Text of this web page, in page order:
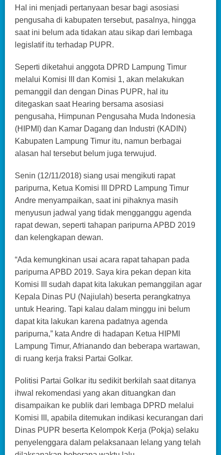
Hal ini menjadi pertanyaan besar bagi asosiasi
pengusaha di kabupaten tersebut, pasalnya, hingga
saat ini belum ada tidakan atau sikap dari lembaga
legislatif itu terhadap PUPR.
Seperti diketahui anggota DPRD Lampung Timur
melalui Komisi III dan Komisi 1, akan melakukan
pemanggil dan dengan Dinas PUPR, hal itu
ditegaskan saat Hearing bersama asosiasi
pengusaha, Himpunan Pengusaha Muda Indonesia
(HIPMI) dan Kamar Dagang dan Industri (KADIN)
Kabupaten Lampung Timur itu, namun berbagai
alasan hal tersebut belum juga terwujud.
Senin (12/11/2018) siang usai mengikuti rapat
paripurna, Ketua Komisi III DPRD Lampung Timur
Andre menyampaikan, saat ini pihaknya masih
menyusun jadwal yang tidak mengganggu agenda
rapat dewan, seperti tahapan paripurna APBD 2019
dan kelengkapan dewan.
“Ada kemungkinan usai acara rapat tahapan pada
paripurna APBD 2019. Saya kira pekan depan kita
Komisi III sudah dapat kita lakukan pemanggilan agar
Kepala Dinas PU (Najiulah) beserta perangkatnya
untuk Hearing. Tapi kalau dalam minggu ini belum
dapat kita lakukan karena padatnya agenda
paripurna,” kata Andre di hadapan Ketua HIPMI
Lampung Timur, Afrianando dan beberapa wartawan,
di ruang kerja fraksi Partai Golkar.
Politisi Partai Golkar itu sedikit berkilah saat ditanya
ihwal rekomendasi yang akan dituangkan dan
disampaikan ke publik dari lembaga DPRD melalui
Komisi III, apabila ditemukan indikasi kecurangan dari
Dinas PUPR beserta Kelompok Kerja (Pokja) selaku
penyelenggara dalam pelaksanaan lelang yang telah